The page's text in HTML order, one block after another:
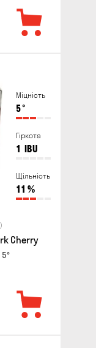
Міцність
5°
Гіркота
1 IBU
Щільність
11 %
Cherry